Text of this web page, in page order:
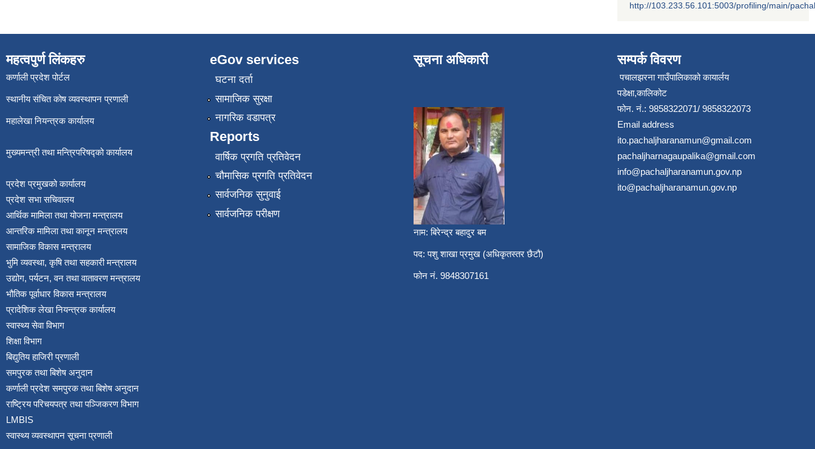
http://103.233.56.101:5003/profiling/main/pachal
महत्वपुर्ण लिंकहरु
कर्णाली प्रदेश पोर्टल
स्थानीय संचित कोष व्यवस्थापन प्रणाली
महालेखा नियन्त्रक कार्यालय
मुख्यमन्त्री तथा मन्त्रिपरिषद्को कार्यालय
प्रदेश प्रमुखको कार्यालय
प्रदेश सभा सचिवालय
आर्थिक मामिला तथा योजना मन्त्रालय
आन्तरिक मामिला तथा कानून मन्त्रालय
सामाजिक विकास मन्त्रालय
भुमि व्यवस्था, कृषि तथा सहकारी मन्त्रालय
उद्योग, पर्यटन, वन तथा वातावरण मन्त्रालय
भौतिक पूर्वाधार विकास मन्त्रालय
प्रादेशिक लेखा नियन्त्रक कार्यालय
स्वास्थ्य सेवा विभाग
शिक्षा विभाग
बिद्युतिय हाजिरी प्रणाली
समपुरक तथा बिशेष अनुदान
कर्णाली प्रदेश समपुरक तथा बिशेष अनुदान
राष्ट्रिय परिचयपत्र तथा पञ्जिकरण विभाग
LMBIS
स्वास्थ्य व्यवस्थापन सूचना प्रणाली
eGov services
घटना दर्ता
सामाजिक सुरक्षा
नागरिक वडापत्र
Reports
वार्षिक प्रगति प्रतिवेदन
चौमासिक प्रगति प्रतिवेदन
सार्वजनिक सुनुवाई
सार्वजनिक परीक्षण
सूचना अधिकारी
नाम: बिरेन्द्र बहादुर बम
पद: पशु शाखा प्रमुख (अधिकृतस्तर छैटौ)
फोन नं. 9848307161
सम्पर्क विवरण
पचालझरना गाउँपालिकाको कायार्लय
पडेक्षा,कालिकोट
फोन. नं.: 9858322071/ 9858322073
Email address
ito.pachaljharanamun@gmail.com
pachaljharnagaupalika@gmail.com
info@pachaljharanamun.gov.np
ito@pachaljharanamun.gov.np